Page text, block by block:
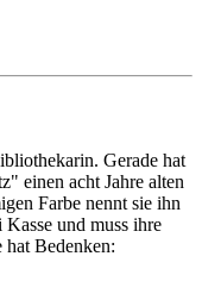
Gerade hat
einen acht Jahre alten
Farbe nennt sie ihn
und muss ihre
Bedenken: